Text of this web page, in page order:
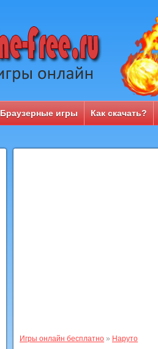
Браузерные игры Как скачать?
Игры онлайн бесплатно » Наруто